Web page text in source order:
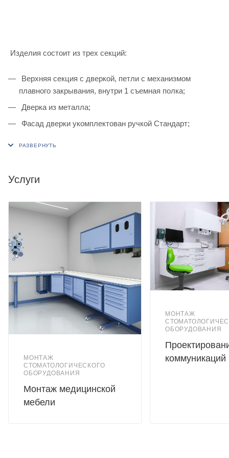
Изделия состоит из трех секций:
Верхняя секция с дверкой, петли с механизмом
плавного закрывания, внутри 1 съемная полка;
Дверка из металла;
Фасад дверки укомплектован ручкой Стандарт;
Нижняя секция с 2 равно-размерными выдвижными
направляющие скрытого монтажа, укомплектованы
ручками Стандарт;
Тумба изготовлена на хромированных ножках;
Покраска фасадов в любой цвет RAL.
Услуги
МОНТАЖ
СТОМАТОЛОГИЧЕСКОГО
ОБОРУДОВАНИЯ
Монтаж медицинской
мебели
МОНТАЖ
ОБОРУДОВАНИЯ
коммуникаций